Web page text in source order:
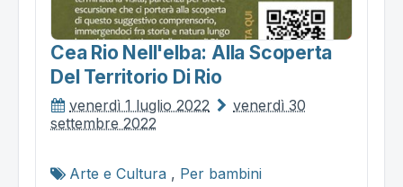
Cea Rio Nell'elba: Alla Scoperta
Del Territorio Di Rio
venerdì 1 luglio 2022
venerdì 30
settembre 2022
Arte e Cultura , Per bambini